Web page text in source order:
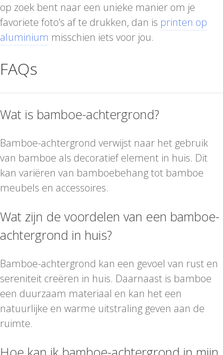
op zoek bent naar een unieke manier om je
favoriete foto’s af te drukken, dan is printen op
aluminium misschien iets voor jou.
FAQs
Wat is bamboe-achtergrond?
Bamboe-achtergrond verwijst naar het gebruik
van bamboe als decoratief element in huis. Dit
kan variëren van bamboebehang tot bamboe
meubels en accessoires.
Wat zijn de voordelen van een bamboe-
achtergrond in huis?
Bamboe-achtergrond kan een gevoel van rust en
sereniteit creëren in huis. Daarnaast is bamboe
een duurzaam materiaal en kan het een
natuurlijke en warme uitstraling geven aan de
ruimte.